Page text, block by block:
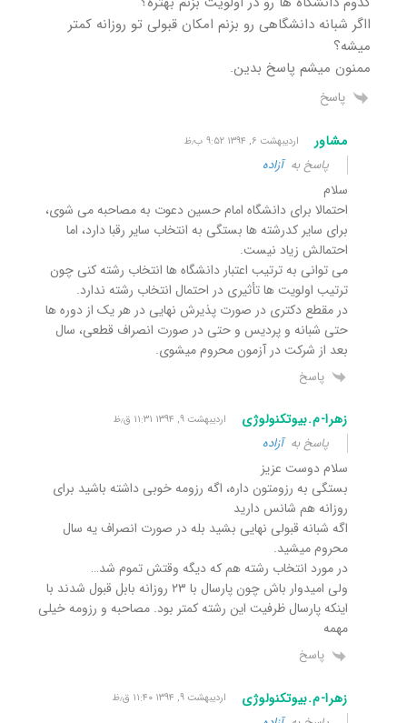
ااگر شبانه دانشگاهی رو بزنم امکان قبولی تو روزانه کمتر
میشه؟
ممنون میشم پاسخ بدین.
پاسخ
مشاور اردیبهشت ۶, ۱۳۹۴ ۹:۵۲ ب٫ظ
پاسخ بهآزاده
سلام
احتمالا برای دانشگاه امام حسین دعوت به مصاحبه می شوی،
برای سایر کدرشته ها بستگی به انتخاب سایر رقبا دارد، اما
احتمالش زیاد نیست.
می توانی به ترتیب اعتبار دانشگاه ها انتخاب رشته کنی چون
ترتیب اولویت ها تأثیری در احتمال انتخاب رشته ندارد.
در مقطع دکتری در صورت پذیرش نهایی در هر یک از دوره ها
حتی شبانه و پردیس و حتی در صورت انصراف قطعی، سال
بعد از شرکت در آزمون محروم میشوی.
پاسخ
زهرا-م.بیوتکنولوژی اردیبهشت ۹, ۱۳۹۴ ۱۱:۳۱ ق٫ظ
پاسخ بهآزاده
سلام دوست عزیز
بستگی به رزومتون داره، اگه رزومه خوبی داشته باشید برای
روزانه هم شانس دارید
اگه شبانه قبولی نهایی بشید بله در صورت انصراف یه سال
محروم میشید.
در مورد انتخاب رشته هم که دیگه وقتش تموم شد…
ولی امیدوار باش چون پارسال با ۲۳ روزانه بابل قبول شدند با
اینکه پارسال ظرفیت این رشته کمتر بود. مصاحبه و رزومه خیلی
مهمه
پاسخ
زهرا-م.بیوتکنولوژی اردیبهشت ۹, ۱۳۹۴ ۱۱:۴۰ ق٫ظ